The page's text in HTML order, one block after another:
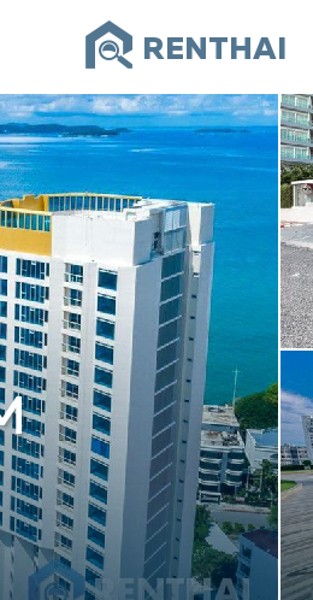
RENTHAI